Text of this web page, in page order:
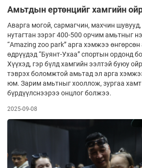
Амьтдын ертөнцийг хамгийн
Аварга могой, сармагчин, махчин шувууд,
нутагтан зэрэг 400-500 орчим амьтныг
“Amazing zoo park” арга хэмжээ
өдрүүдэд “Буянт-Ухаа” спортын ордонд
Хүүхэд, гэр бүлд хамгийн ээлтэй буюу
тэврэх боломжтой амьтад эл арга
юм. Зарим амьтныг хооллож, зургаа
бүрдүүлснээрээ онцлог болжээ.
2025-09-08